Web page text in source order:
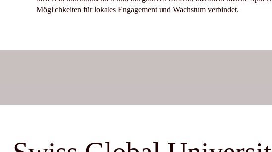
Möglichkeiten für lokales Engagement und Wachstum verbindet.